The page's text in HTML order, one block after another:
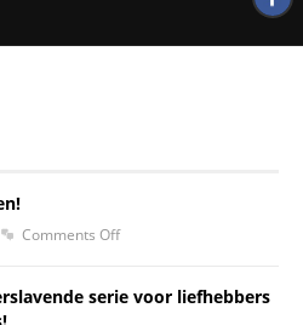
Comments Off
serie voor liefhebbers